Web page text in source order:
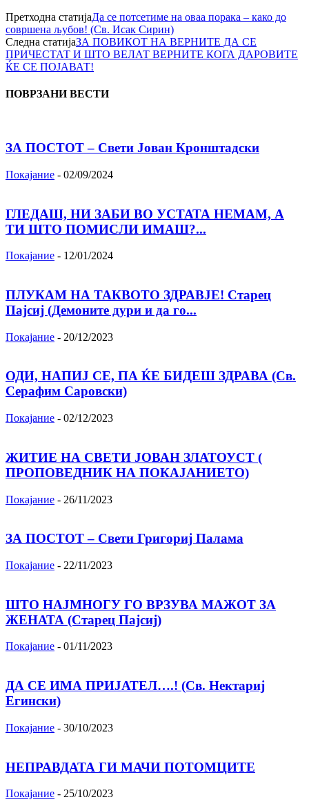
Претходна статијаДа се потсетиме на оваа порака – како до
совршена љубов! (Св. Исак Сирин)
Следна статијаЗА ПОВИКОТ НА ВЕРНИТЕ ДА СЕ
ПРИЧЕСТАТ И ШТО ВЕЛАТ ВЕРНИТЕ КОГА ДАРОВИТЕ
ЌЕ СЕ ПОЈАВАТ!
ПОВРЗАНИ ВЕСТИ
ЗА ПОСТОТ – Свети Јован Кронштадски
Покајание - 02/09/2024
ГЛЕДАШ, НИ ЗАБИ ВО УСТАТА НЕМАМ, А
ТИ ШТО ПОМИСЛИ ИМАШ?...
Покајание - 12/01/2024
ПЛУКАМ НА ТАКВОТО ЗДРАВЈЕ! Старец
Пајсиј (Демоните дури и да го...
Покајание - 20/12/2023
ОДИ, НАПИЈ СЕ, ПА ЌЕ БИДЕШ ЗДРАВА (Св.
Серафим Саровски)
Покајание - 02/12/2023
ЖИТИЕ НА СВЕТИ ЈОВАН ЗЛАТОУСТ (
ПРОПОВЕДНИК НА ПОКАЈАНИЕТО)
Покајание - 26/11/2023
ЗА ПОСТОТ – Свети Григориј Палама
Покајание - 22/11/2023
ШТО НАЈМНОГУ ГО ВРЗУВА МАЖОТ ЗА
ЖЕНАТА (Старец Пајсиј)
Покајание - 01/11/2023
ДА СЕ ИМА ПРИЈАТЕЛ….! (Св. Нектариј
Егински)
Покајание - 30/10/2023
НЕПРАВДАТА ГИ МАЧИ ПОТОМЦИТЕ
Покајание - 25/10/2023